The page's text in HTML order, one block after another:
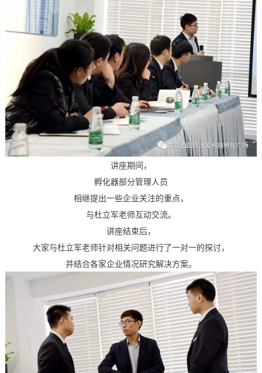
讲座期间，
孵化器部分管理人员
相继提出一些企业关注的重点，
与杜立军老师互动交流。
讲座结束后，
大家与杜立军老师针对相关问题进行了一对一的探讨，
并结合各家企业情况研究解决方案。